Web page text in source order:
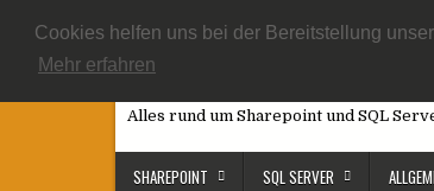
Cookies helfen uns bei der Bereitstellung
Mehr erfahren
content
START ARTIKEL ÜBERSICHT
SQL, Sharepoint und Co
Alles rund um Sharepoint und SQL
SHAREPOINT SQL SERVER